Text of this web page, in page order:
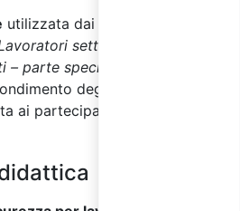
utilizzata dai docenti durante
settore costruzioni,
– parte specifica rischio
degli argomenti
ai partecipanti in formato